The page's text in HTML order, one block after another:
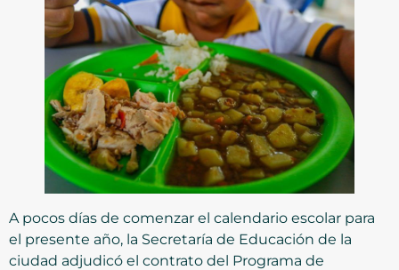
A pocos días de comenzar el calendario escolar para
el presente año, la Secretaría de Educación de la
ciudad adjudicó el contrato del Programa de